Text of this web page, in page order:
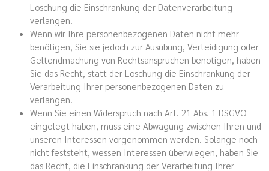
Löschung die Einschränkung der Datenverarbeitung
verlangen.
Wenn wir Ihre personenbezogenen Daten nicht mehr
benötigen, Sie sie jedoch zur Ausübung, Verteidigung oder
Geltendmachung von Rechtsansprüchen benötigen, haben
Sie das Recht, statt der Löschung die Einschränkung der
Verarbeitung Ihrer personenbezogenen Daten zu
verlangen.
Wenn Sie einen Widerspruch nach Art. 21 Abs. 1 DSGVO
eingelegt haben, muss eine Abwägung zwischen Ihren und
unseren Interessen vorgenommen werden. Solange noch
nicht feststeht, wessen Interessen überwiegen, haben Sie
das Recht, die Einschränkung der Verarbeitung Ihrer